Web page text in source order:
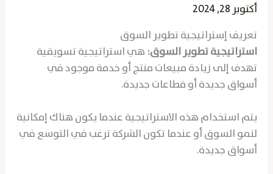
أكتوبر 28, 2024
تعريف إستراتيجية تطوير السوق
استراتيجية تطوير السوق: هي استراتيجية تسويقية
تهدف إلى زيادة مبيعات منتج أو خدمة موجود في
أسواق جديدة أو قطاعات جديدة.
يتم استخدام هذه الاستراتيجية عندما يكون هناك إمكانية
لنمو السوق أو عندما تكون الشركة ترغب في التوسع في
أسواق جديدة.